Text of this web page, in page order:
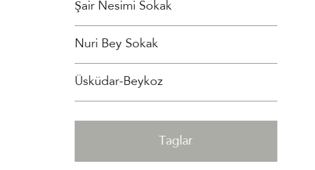
Şair Nesimi Sokak
Nuri Bey Sokak
Üsküdar-Beykoz
Taglar